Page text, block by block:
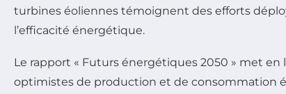
turbines éoliennes témoignent des efforts
l’efficacité énergétique.
Le rapport « Futurs énergétiques 2050 » met en
optimistes de production et de consommation